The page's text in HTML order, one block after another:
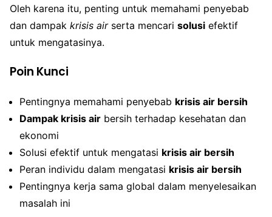
Oleh karena itu, penting untuk memahami penyebab
dan dampak krisis airserta mencari solusi efektif
untuk mengatasinya.
Poin Kunci
Pentingnya memahami penyebab krisis air bersih
Dampak krisis air bersih terhadap kesehatan dan
ekonomi
Solusi efektif untuk mengatasi krisis air bersih
Peran individu dalam mengatasi krisis air bersih
Pentingnya kerja sama global dalam menyelesaikan
masalah ini